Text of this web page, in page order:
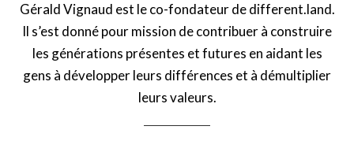
Gérald Vignaud est le co-fondateur de different.land.
Il s’est donné pour mission de contribuer à construire
les générations présentes et futures en aidant les
gens à développer leurs différences et à démultiplier
leurs valeurs.